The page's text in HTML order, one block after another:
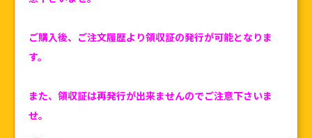
ご購入後、ご注文履歴より領収証の発行が可能となりま
す。
また、領収証は再発行が出来ませんのでご注意下さいま
せ。